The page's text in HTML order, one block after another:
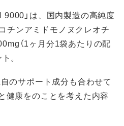
9000」は、国内製造の高純度
コチンアミドモノヌクレオチ
（1ヶ月分1袋あたりの配
。
のサポート成分も合わせて
健康をのことを考えた内容